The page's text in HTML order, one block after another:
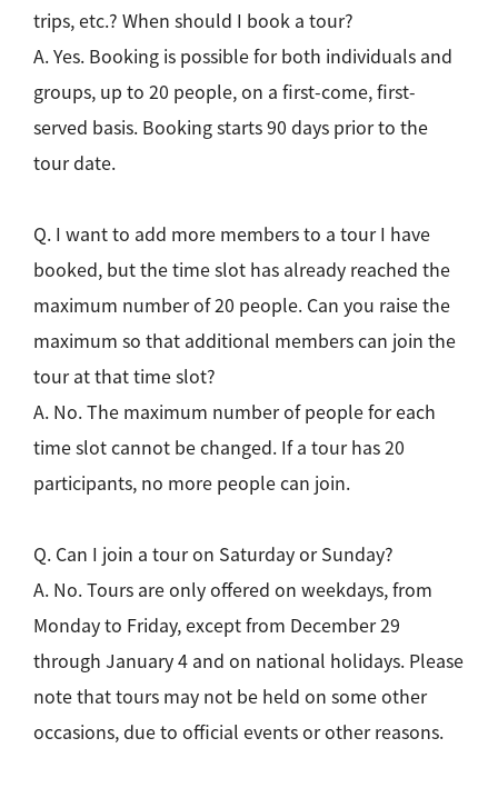
trips, etc.? When should I book a tour?
A. Yes. Booking is possible for both individuals and
groups, up to 20 people, on a first-come, first-
served basis. Booking starts 90 days prior to the
tour date.
Q. I want to add more members to a tour I have
booked, but the time slot has already reached the
maximum number of 20 people. Can you raise the
maximum so that additional members can join the
tour at that time slot?
A. No. The maximum number of people for each
time slot cannot be changed. If a tour has 20
participants, no more people can join.
Q. Can I join a tour on Saturday or Sunday?
A. No. Tours are only offered on weekdays, from
Monday to Friday, except from December 29
through January 4 and on national holidays. Please
note that tours may not be held on some other
occasions, due to official events or other reasons.